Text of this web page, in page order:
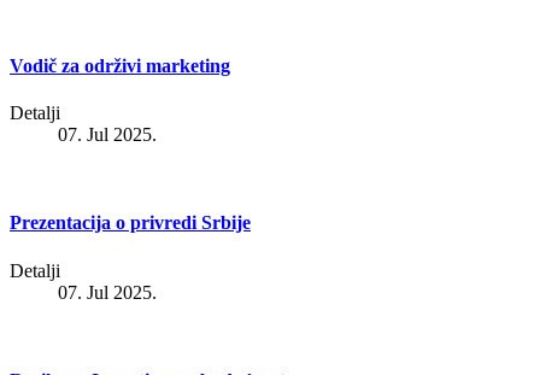
Vodič za održivi marketing
Detalji
07. Jul 2025.
Prezentacija o privredi Srbije
Detalji
07. Jul 2025.